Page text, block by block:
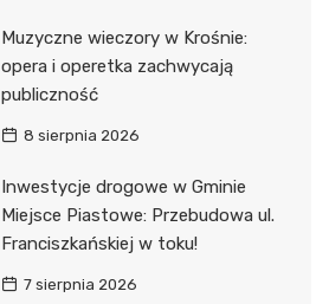
Muzyczne wieczory w Krośnie:
opera i operetka zachwycają
publiczność
8 sierpnia 2026
Inwestycje drogowe w Gminie
Miejsce Piastowe: Przebudowa ul.
Franciszkańskiej w toku!
7 sierpnia 2026